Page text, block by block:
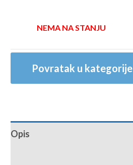
NEMA NA STANJU
Povratak u kategorije
Opis